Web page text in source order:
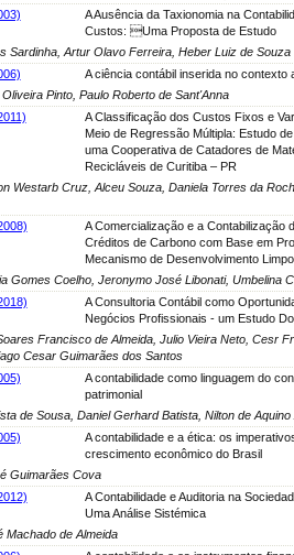
A Ausência da Taxionomia na
Custos: Uma Proposta de Estudo
Sardinha, Artur Olavo Ferreira, Heber Luiz de Souza
A ciência contábil inserida no contexto
Pinto, Paulo Roberto de Sant'Anna
A Classificação dos Custos Fixos e
Meio de Regressão Múltipla: Estudo
uma Cooperativa de Catadores de
Recicláveis de Curitiba – PR
Westarb Cruz, Alceu Souza, Daniela Torres da
A Comercialização e a Contabilização
Créditos de Carbono com Base em
Mecanismo de Desenvolvimento Limpo
Gomes Coelho, Jeronymo José Libonati, Umbelina
A Consultoria Contábil como
Negócios Profissionais - um Estudo
Francisco de Almeida, Julio Vieira Neto, Cesr
Cesar Guimarães dos Santos
A contabilidade como linguagem do
patrimonial
de Sousa, Daniel Gerhard Batista, Nilton de Aquino
A contabilidade e a ética: os
crescimento econômico do Brasil
Guimarães Cova
A Contabilidade e Auditoria na
Uma Análise Sistémica
Machado de Almeida